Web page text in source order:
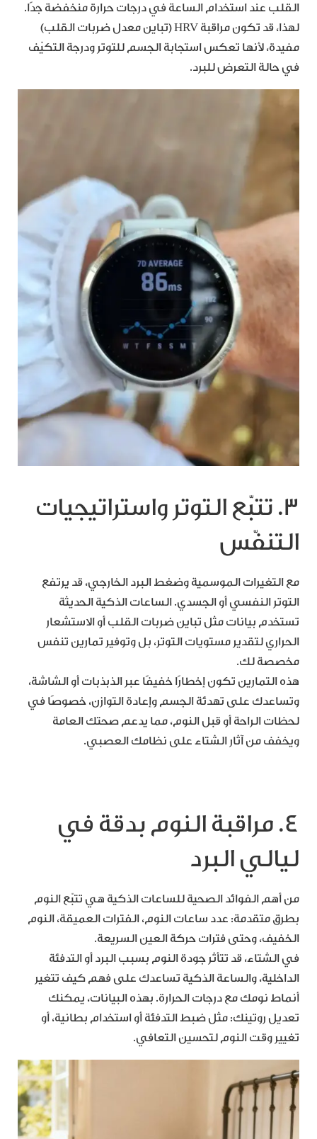
القلب عند استخدام الساعة في درجات حرارة منخفضة جدًا.
لهذا، قد تكون مراقبة HRV (تباين معدل ضربات القلب)
مفيدة، لأنها تعكس استجابة الجسم للتوتر ودرجة التكيّف
في حالة التعرض للبرد.
3. تتبّع التوتر واستراتيجيات
التنفّس
مع التغيرات الموسمية وضغط البرد الخارجي، قد يرتفع
التوتر النفسي أو الجسدي. الساعات الذكية الحديثة
تستخدم بيانات مثل تباين ضربات القلب أو الاستشعار
الحراري لتقدير مستويات التوتر، بل وتوفير تمارين تنفس
مخصصة لك.
هذه التمارين تكون إخطارًا خفيفًا عبر الذبذبات أو الشاشة،
وتساعدك على تهدئة الجسم وإعادة التوازن، خصوصًا في
لحظات الراحة أو قبل النوم، مما يدعم صحتك العامة
ويخفف من آثار الشتاء على نظامك العصبي.
4. مراقبة النوم بدقة في
ليالي البرد
من أهم الفوائد الصحية للساعات الذكية هي تتبّع النوم
بطرق متقدمة: عدد ساعات النوم، الفترات العميقة، النوم
الخفيف، وحتى فترات حركة العين السريعة.
في الشتاء، قد تتأثر جودة النوم بسبب البرد أو التدفئة
الداخلية، والساعة الذكية تساعدك على فهم كيف تتغير
أنماط نومك مع درجات الحرارة. بهذه البيانات، يمكنك
تعديل روتينك: مثل ضبط التدفئة أو استخدام بطانية، أو
تغيير وقت النوم لتحسين التعافي.